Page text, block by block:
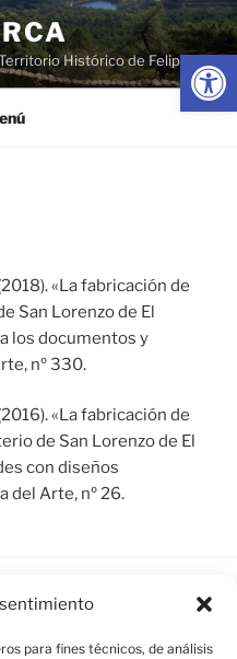
Abrir
para fines técnicos, de análisis
Histórico de Felipe II
«La fabricación de
San Lorenzo de El
los documentos y
nº 330.
«La fabricación de
de San Lorenzo de El
con diseños
del Arte, nº 26.